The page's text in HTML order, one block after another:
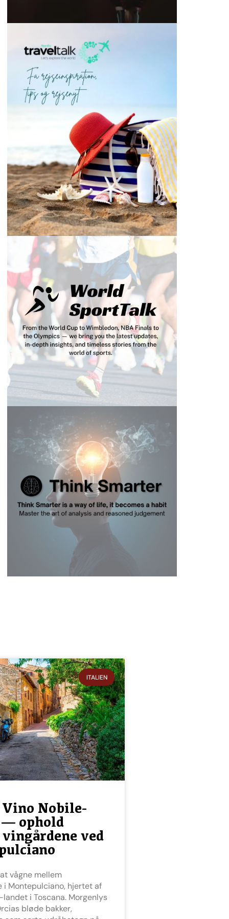
ITALIEN
Nobile-
ophold
ved
i Montepulciano, hjertet af
i Toscana. Morgenlys
bløde bakker,